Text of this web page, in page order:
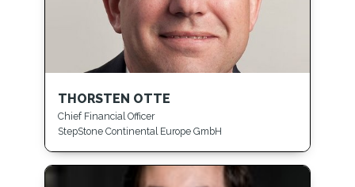
THORSTEN OTTE
Chief Financial Officer
StepStone Continental Europe GmbH